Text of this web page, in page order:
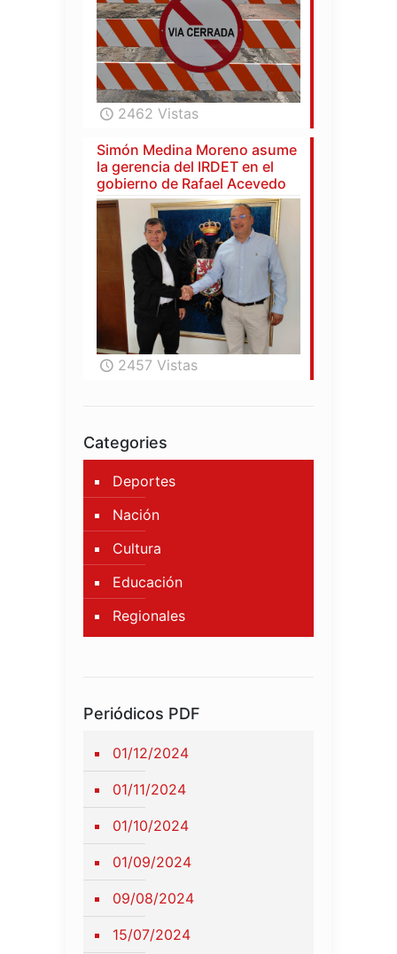
2462 Vistas
Simón Medina Moreno asume
la gerencia del IRDET en el
gobierno de Rafael Acevedo
2457 Vistas
Categories
Deportes
Nación
Cultura
Educación
Regionales
Periódicos PDF
01/12/2024
01/11/2024
01/10/2024
01/09/2024
09/08/2024
15/07/2024